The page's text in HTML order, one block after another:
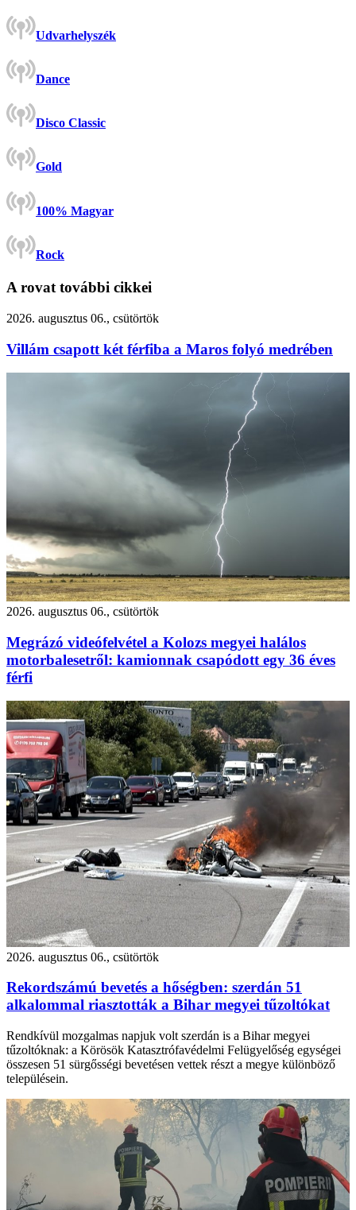
Udvarhelyszék
Dance
Disco Classic
Gold
100% Magyar
Rock
A rovat további cikkei
2026. augusztus 06., csütörtök
Villám csapott két férfiba a Maros folyó medrében
2026. augusztus 06., csütörtök
Megrázó videófelvétel a Kolozs megyei halálos
motorbalesetről: kamionnak csapódott egy 36 éves
férfi
2026. augusztus 06., csütörtök
Rekordszámú bevetés a hőségben: szerdán 51
alkalommal riasztották a Bihar megyei tűzoltókat
Rendkívül mozgalmas napjuk volt szerdán is a Bihar megyei
tűzoltóknak: a Körösök Katasztrófavédelmi Felügyelőség egységei
összesen 51 sürgősségi bevetésen vettek részt a megye különböző
településein.